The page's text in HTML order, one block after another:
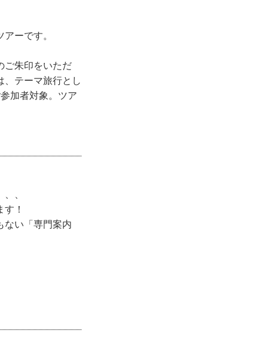
ーです。
ご朱印をいただ
、テーマ旅行とし
加者対象。ツア
、
！
ない「専門案内